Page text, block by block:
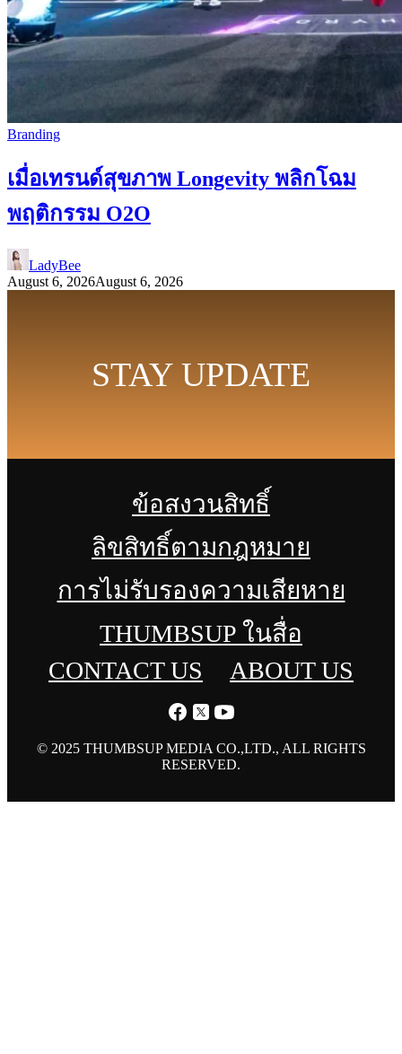
Branding
เมื่อเทรนด์สุขภาพ Longevity พลิกโฉม
พฤติกรรม O2O
LadyBee
August 6, 2026August 6, 2026
STAY UPDATE
ข้อสงวนสิทธิ์
ลิขสิทธิ์ตามกฎหมาย
การไม่รับรองความเสียหาย
THUMBSUP ในสื่อ
CONTACT US
ABOUT US
© 2025 THUMBSUP MEDIA CO.,LTD., ALL RIGHTS
RESERVED.